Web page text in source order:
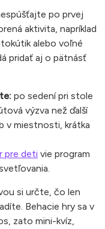
po prvej
aktivita, napríklad
alebo voľné
pridať aj o pätnásť
po sedení pri stole
výzva než ďalší
v miestnosti, krátka
pre deti vie program
si určte, čo len
Behacie hry sa v
zato mini-kvíz,